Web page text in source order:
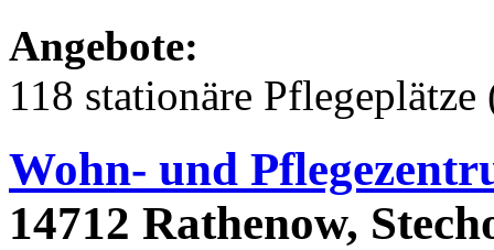
Angebote:
118 stationäre
Wohn- und
14712 Rathenow,